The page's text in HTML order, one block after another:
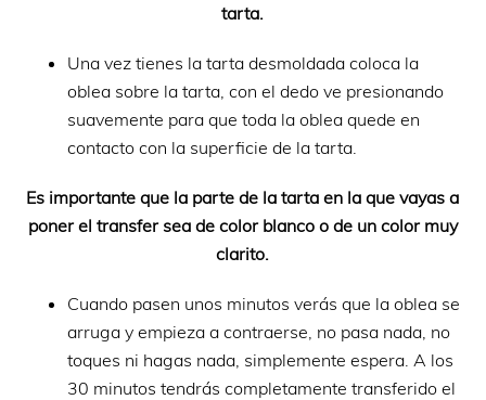
tarta.
Una vez tienes la tarta desmoldada coloca la
oblea sobre la tarta, con el dedo ve presionando
suavemente para que toda la oblea quede en
contacto con la superficie de la tarta.
Es importante que la parte de la tarta en la que vayas a
poner el transfer sea de color blanco o de un color muy
clarito.
Cuando pasen unos minutos verás que la oblea se
arruga y empieza a contraerse, no pasa nada, no
toques ni hagas nada, simplemente espera. A los
30 minutos tendrás completamente transferido el